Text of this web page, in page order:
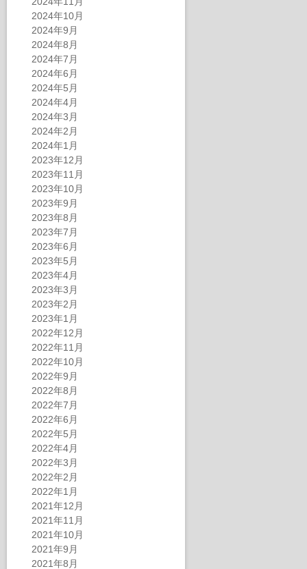
2024年10月
2024年9月
2024年8月
2024年7月
2024年6月
2024年5月
2024年4月
2024年3月
2024年2月
2024年1月
2023年12月
2023年11月
2023年10月
2023年9月
2023年8月
2023年7月
2023年6月
2023年5月
2023年4月
2023年3月
2023年2月
2023年1月
2022年12月
2022年11月
2022年10月
2022年9月
2022年8月
2022年7月
2022年6月
2022年5月
2022年4月
2022年3月
2022年2月
2022年1月
2021年12月
2021年11月
2021年10月
2021年9月
2021年8月